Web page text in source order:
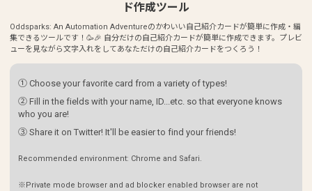
ド作成ツール
Oddsparks: An Automation Adventureのかわいい自己紹介カードが簡単に作成・編
集できるツールです！🥳🎉 自分だけの自己紹介カードが簡単に作成できます。プレビ
ューを見ながら文字入れをしてあなただけの自己紹介カードをつくろう！
① Choose your favorite card from a variety of types!
② Fill in the fields with your name, ID...etc. so that everyone knows
who you are!
③ Share it on Twitter! It'll be easier to find your friends!
Recommended environment: Chrome and Safari.
※Private mode browser and ad blocker enabled browser are not